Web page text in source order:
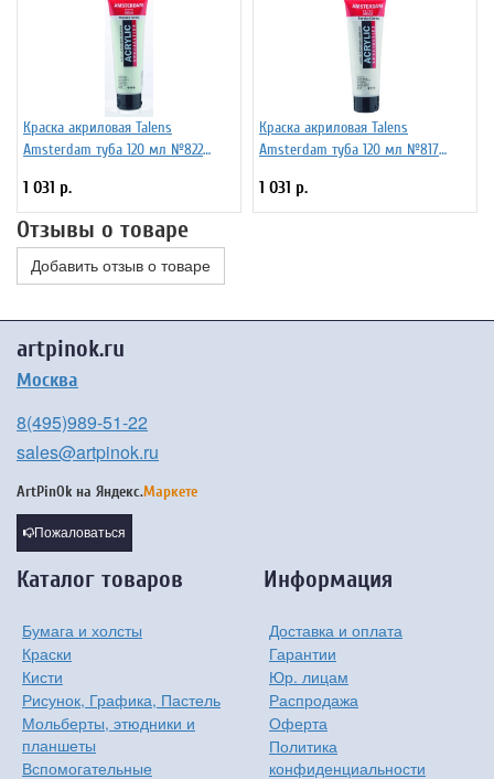
Краска акриловая Talens
Amsterdam туба 120 мл №822
1 031 р.
Краска акриловая Talens
Amsterdam туба 120 мл №817
1 031 р.
Отзывы о товаре
Добавить отзыв о товаре
artpinok.ru
Москва
8(495)989-51-22
sales@artpinok.ru
ArtPinOk на Яндекс.Маркете
Пожаловаться
Каталог товаров
Бумага и холсты
Краски
Кисти
Рисунок, Графика, Пастель
Мольберты, этюдники и
планшеты
Вспомогательные
Информация
Доставка и оплата
Гарантии
Юр. лицам
Распродажа
Оферта
Политика
конфиденциальности